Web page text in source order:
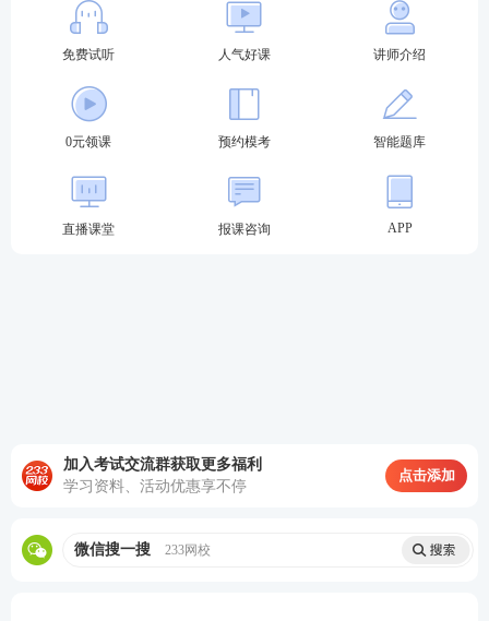
A.将教育视为本能模仿
B.忽视教育的社会属性
C.否认动物界存在教育
D.强调教育的目的性
查看答案
D.文化传统
查看答案
免费试听 人气好课 讲师介绍
0元领课 预约模考 智能题库
直播课堂 报课咨询 APP
加入考试交流群获取更多福利
学习资料、活动优惠享不停
点击添加
微信搜一搜 233网校